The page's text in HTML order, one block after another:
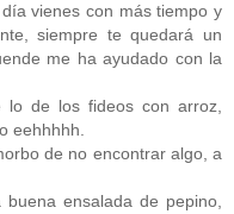
vienes con más tiempo y
siempre te quedará un
me ha ayudado con la
lo de los fideos con arroz,
eehhhhh.
de no encontrar algo, a
ensalada de pepino,